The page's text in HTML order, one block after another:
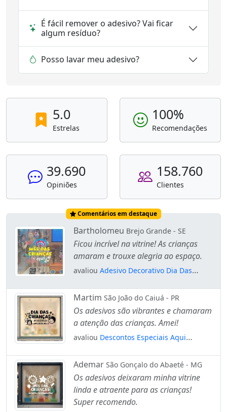
É fácil remover o adesivo? Vai ficar
algum resíduo?
Posso lavar meu adesivo?
5.0
Estrelas
100%
Recomendações
39.690
Opiniões
158.760
Clientes
Comentários em destaque
Bartholomeu Brejo Grande - SE
Ficou incrível na vitrine! As crianças
amaram e trouxe alegria ao espaço.
avaliou Adesivo Decorativo Dia Das
Martim São João do Caiuá - PR
Os adesivos são vibrantes e chamaram
a atenção das crianças. Amei!
avaliou Descontos Especiais Aqui
Mod:84
Ademar São Gonçalo do Abaeté - MG
Os adesivos deixaram minha vitrine
linda e atraente para as crianças!
Super recomendo.